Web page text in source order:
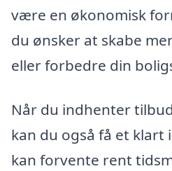
være en økonomisk
du ønsker at skabe
eller forbedre din
Når du indhenter
kan du også få et klart
kan forvente rent